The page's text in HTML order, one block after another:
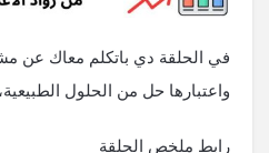
في الحلقة دي باتكلم معاك عن
واعتبارها حل من الحلول
رابط ملخص الحلقة